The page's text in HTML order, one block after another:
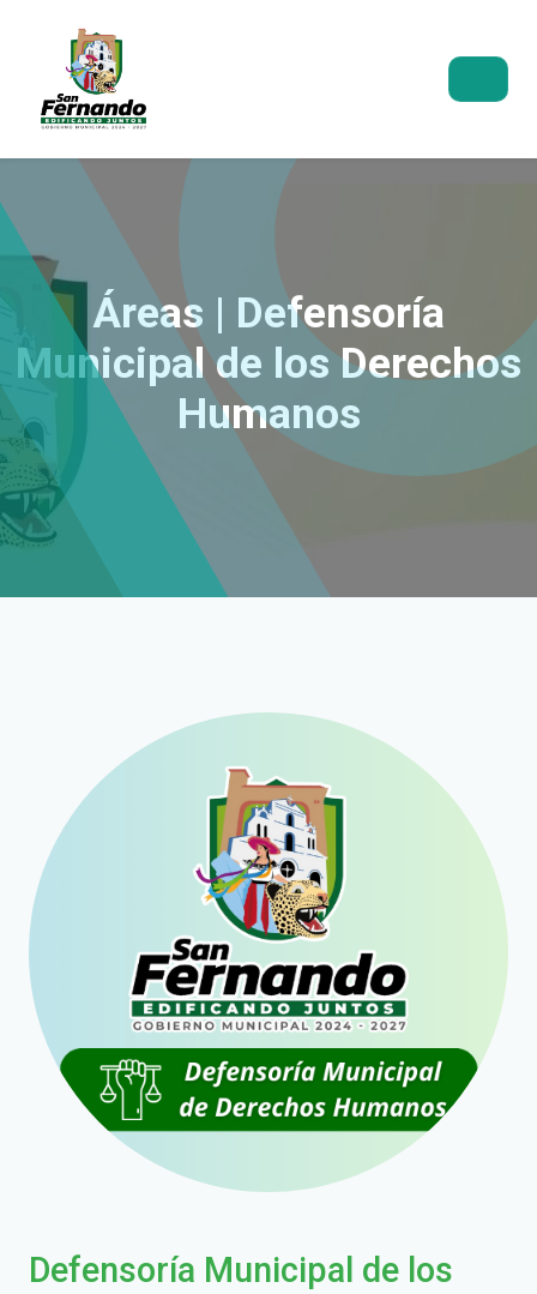
Áreas | Defensoría
Municipal de los Derechos
Humanos
Defensoría Municipal de los